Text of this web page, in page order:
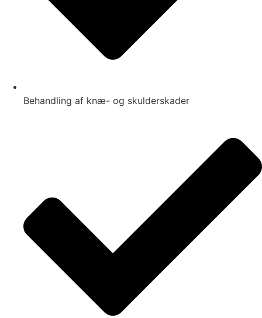
Behandling af knæ- og skulderskader